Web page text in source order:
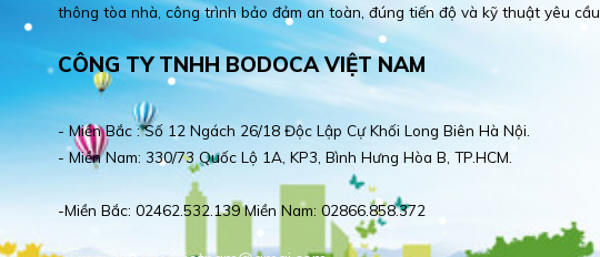
thông tòa nhà, công trình bảo đảm an toàn, đúng tiến độ và kỹ thuật yêu cầu.
CÔNG TY TNHH BODOCA VIỆT NAM
- Miền Bắc : Số 12 Ngách 26/18 Độc Lập Cự Khối Long Biên Hà Nội.
- Miền Nam: 330/73 Quốc Lộ 1A, KP3, Bình Hưng Hòa B, TP.HCM.
-Miền Bắc: 02462.532.139 Miền Nam: 02866.858.372